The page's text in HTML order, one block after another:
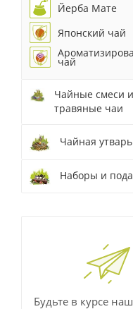
Йерба Мате
Японский чай
чай
Чайные смеси и
травяные чаи
Чайная утварь
Наборы и
Будьте в курсе